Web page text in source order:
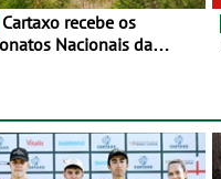
Nacionais da